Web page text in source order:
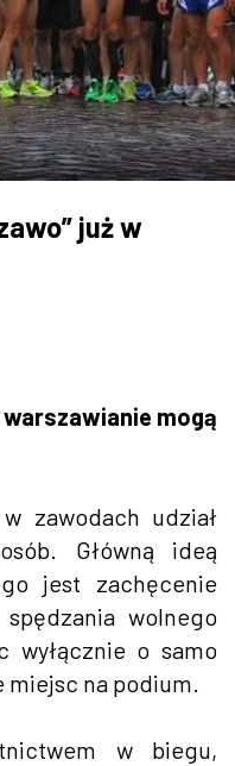
już w
mogą
zawodach udział
Główną ideą
jest zachęcenie
wolnego
wyłącznie o samo
miejsc na podium.
w biegu,